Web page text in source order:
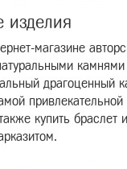
изделия
магазине
драгоценный
купить браслет